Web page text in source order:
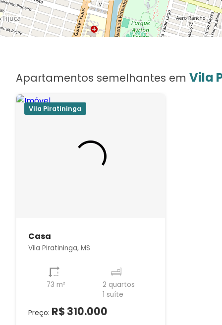
Apartamentos semelhantes em Vila
Vila Piratininga
Casa
Vila Piratininga, MS
73 m²
2 quartos
1 suíte
Preço: R$ 310.000